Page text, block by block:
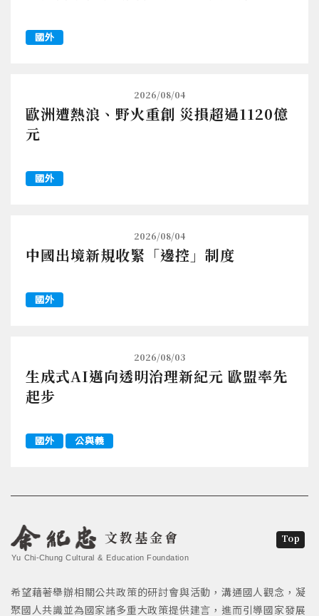
國外
2026/08/04
歐洲遭熱浪、野火重創 災損超過1120億
元
國外
2026/08/04
中國出境新規收緊「邊控」制度
國外
2026/08/03
生成式AI邁向透明治理新紀元 歐盟率先
起步
國外 公與義
文教基金會
Yu Chi-Chung Cultural & Education Foundation
希望藉著舉辦相關公共政策的研討會與活動，溝通國人觀念，凝
聚國人共識並為國家諸多重大政策提供建言，進而引導國家發展
Top